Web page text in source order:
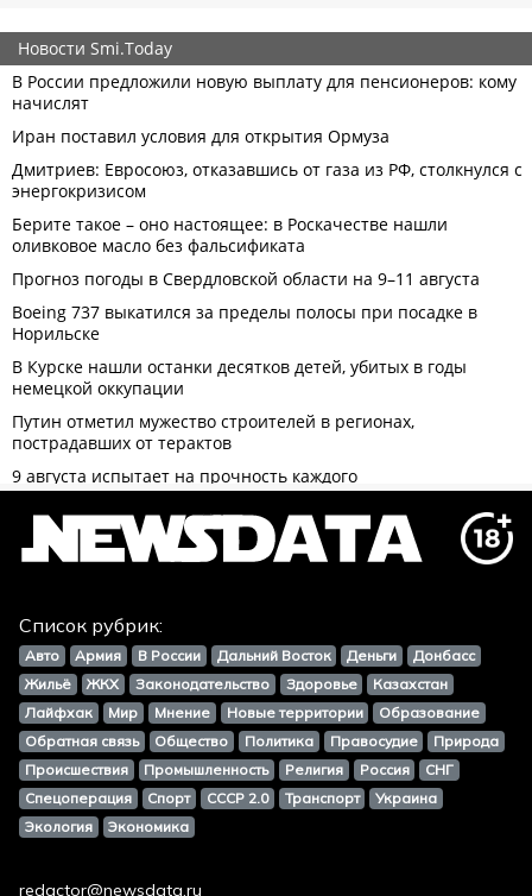
Список рубрик:
Авто Армия В России Дальний Восток Деньги
Донбасс
Жильё
ЖКХ Законодательство Здоровье
Казахстан
Лайфхак
Мир Мнение Новые территории
Образование
Обратная связь
Общество Политика Правосудие
Природа
Происшествия
Промышленность Религия Россия
СНГ
Спецоперация
Спорт СССР 2.0 Транспорт
Украина
Экология
Экономика
redactor@newsdata.ru